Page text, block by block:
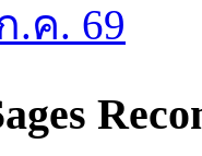
.ค. 69